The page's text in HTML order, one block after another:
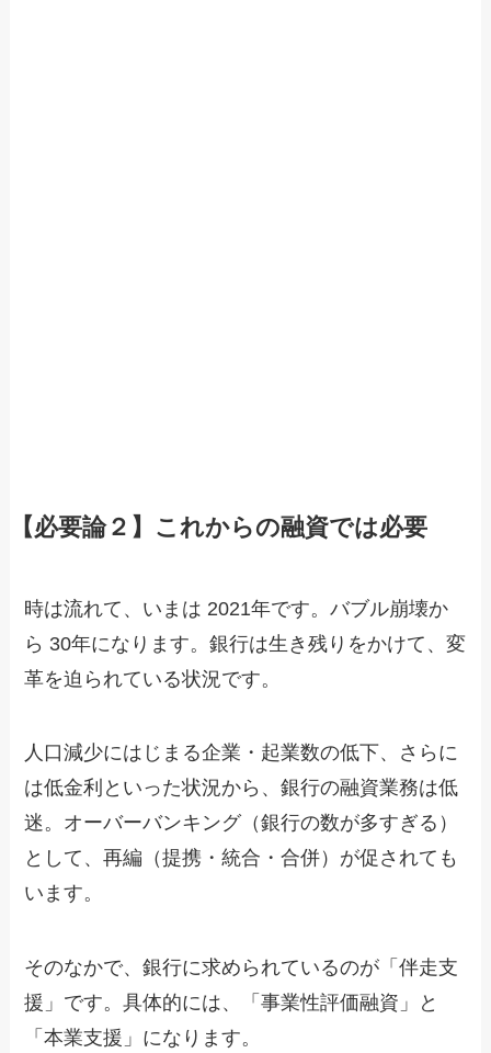
【必要論２】これからの融資では必要
時は流れて、いまは 2021年です。バブル崩壊か
ら 30年になります。銀行は生き残りをかけて、変
革を迫られている状況です。
人口減少にはじまる企業・起業数の低下、さらに
は低金利といった状況から、銀行の融資業務は低
迷。オーバーバンキング（銀行の数が多すぎる）
として、再編（提携・統合・合併）が促されても
います。
そのなかで、銀行に求められているのが「伴走支
援」です。具体的には、「事業性評価融資」と
「本業支援」になります。